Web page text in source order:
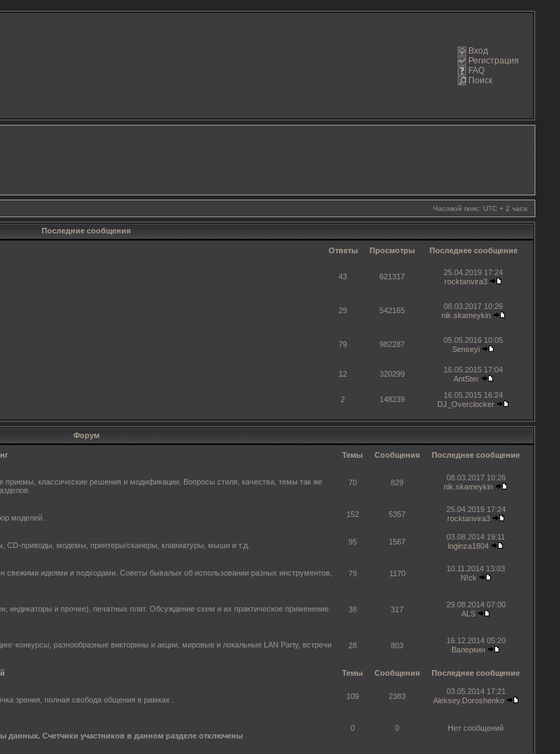
Вход
Регистрация
FAQ
Поиск
Часовой пояс: UTC + 2 часа
Последние сообщения
Ответы Просмотры Последнее сообщение
43 621317
25.04.2019 17:24
rocktanvira3
29 542165
08.03.2017 10:26
nik.skameykin
79 982287
05.05.2016 10:05
Senseyi
12 320299
16.05.2015 17:04
AntSter
2 148239
16.05.2015 16:24
DJ_Overclocker
Форум
Темы Сообщения Последнее сообщение
классические решения и модификации. Вопросы стиля, качества, темы так же
70 829
08.03.2017 10:26
nik.skameykin
моделей. 152 5357
25.04.2019 17:24
rocktanvira3
СD-приводы, модемы, принтеры/сканеры, клавиатуры, мыши и т.д. 95 1567
03.08.2014 19:11
loginza1804
идеями и подходами. Советы бывалых об использовании разных инструментов,
79 1170
10.11.2014 13:03
N!ck
и прочее), печатных плат. Обсуждение схем и их практическое применение.
38 317
29.08.2014 07:00
ALS
конкурсы, разнообразные викторины и акции, мировые и локальные LAN Party, встречи
28 803
16.12.2014 05:20
Валеркин
Темы Сообщения Последнее сообщение
зрения, полная свобода общения в рамках . 109 2383
03.05.2014 17:21
Aleksey.Doroshenko
данных. Счетчики участников в данном разделе отключены
0 0 Нет сообщений